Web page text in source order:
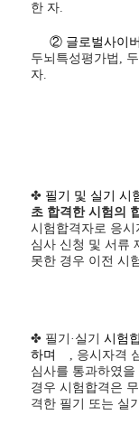
한 자.
② 글로벌사이버
두뇌특성평가법,
자.
✤ 필기 및 실기 시
초 합격한 시험의
시험합격자로 응
심사 신청 및 서류
못한 경우 이전 시
✤ 필기·실기 시험
하며
, 응시자격
심사를 통과하였
경우 시험합격은
격한 필기 또는 실